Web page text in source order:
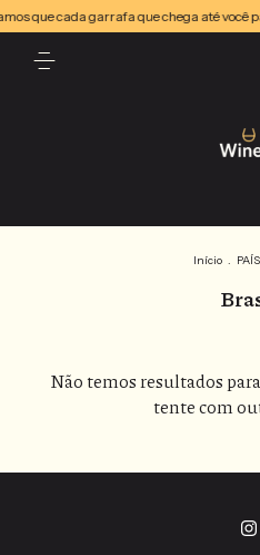
que cada garrafa que chega até
Início . PAÍS
Não temos resultados
tente com